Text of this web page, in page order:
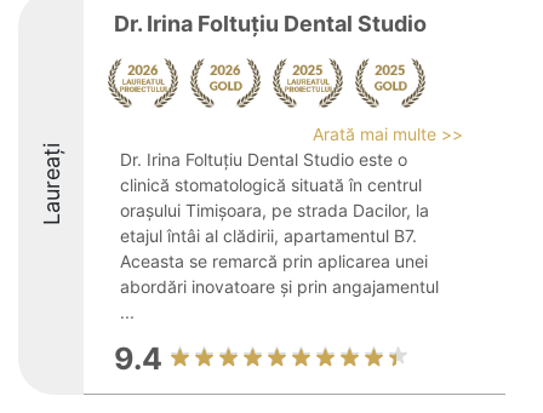
Laureați
Dr. Irina Foltuțiu Dental Studio
Arată mai multe >>
Dr. Irina Foltuțiu Dental Studio este o
clinică stomatologică situată în centrul
orașului Timișoara, pe strada Dacilor, la
etajul întâi al clădirii, apartamentul B7.
Aceasta se remarcă prin aplicarea unei
abordări inovatoare și prin angajamentul
...
9.4